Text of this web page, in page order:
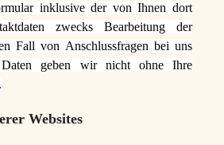
inklusive der von Ihnen dort
zwecks Bearbeitung der
Fall von Anschlussfragen bei uns
Daten geben wir nicht ohne Ihre
Websites